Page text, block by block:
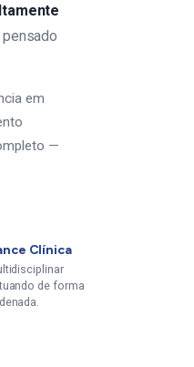
em
—
Clínica
de forma